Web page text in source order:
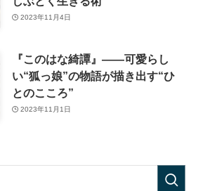
2023年11月4日
『このはな綺譚』――可愛らし
い“狐っ娘”の物語が描き出す“ひ
とのこころ”
2023年11月1日